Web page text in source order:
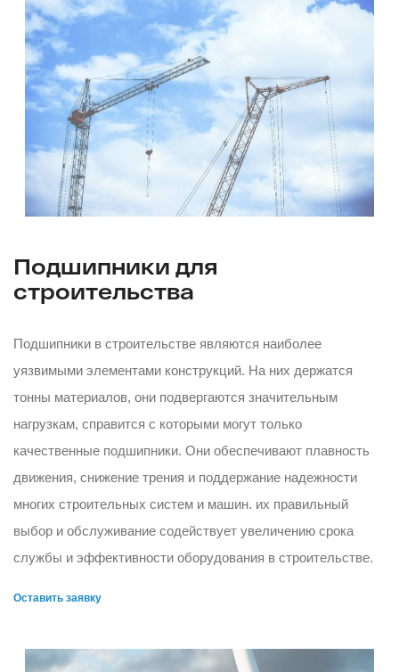
Подшипники для
строительства
Подшипники в строительстве являются наиболее
уязвимыми элементами конструкций. На них держатся
тонны материалов, они подвергаются значительным
нагрузкам, справится с которыми могут только
качественные подшипники. Они обеспечивают плавность
движения, снижение трения и поддержание надежности
многих строительных систем и машин. их правильный
выбор и обслуживание содействует увеличению срока
службы и эффективности оборудования в строительстве.
Оставить заявку